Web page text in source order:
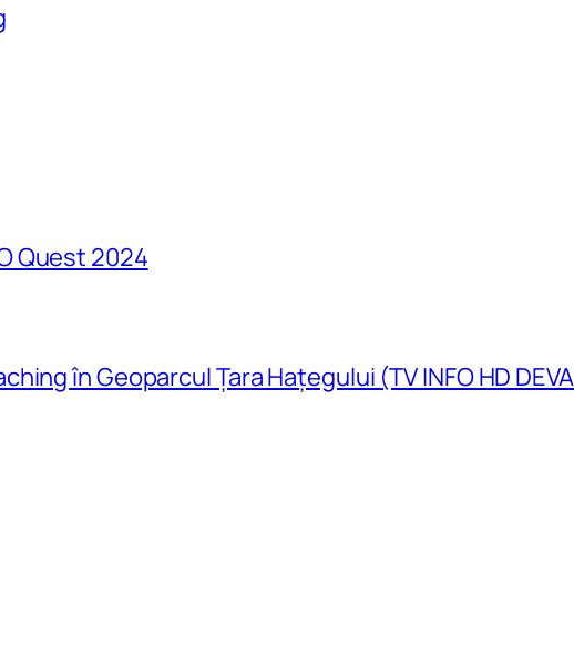
Quest 2024
în Geoparcul Țara Hațegului (TV INFO HD